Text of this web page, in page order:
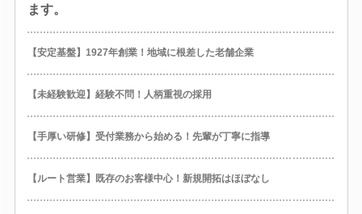
ます。
【安定基盤】1927年創業！地域に根差した老舗企業
【未経験歓迎】経験不問！人柄重視の採用
【手厚い研修】受付業務から始める！先輩が丁寧に指導
【ルート営業】既存のお客様中心！新規開拓はほぼなし